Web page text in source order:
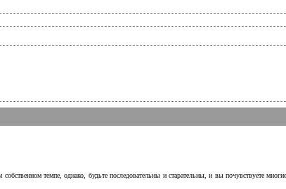
темпе, однако, будьте последовательны и старательны, и вы почувствуете